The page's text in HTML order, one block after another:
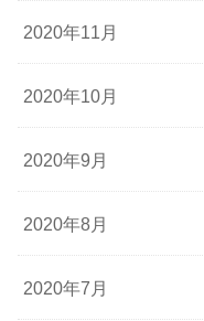
2020年11月
2020年10月
2020年9月
2020年8月
2020年7月